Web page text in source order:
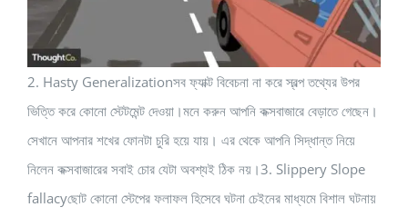
2. Hasty Generalizationসব ফ্যাক্ট বিবেচনা না করে স্বল্প তথ্যের উপর
ভিত্তি করে কোনো স্টেটমেন্ট দেওয়া।মনে করুন আপনি কক্সবাজারে বেড়াতে গেছেন।
সেখানে আপনার শখের ফোনটা চুরি হয়ে যায়। এর থেকে আপনি সিদ্ধান্ত নিয়ে
নিলেন কক্সবাজারের সবাই চোর যেটা অবশ্যই ঠিক নয়।3. Slippery Slope
fallacyছোট কোনো স্টেপের ফলাফল হিসেবে ঘটনা চেইনের মাধ্যমে বিশাল ঘটনায়